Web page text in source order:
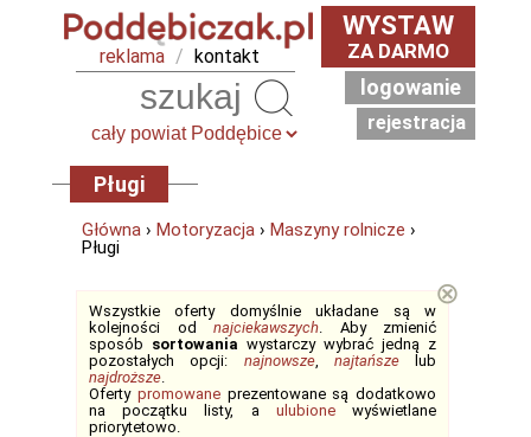
reklama / kontakt
WYSTAW
ZA DARMO
logowanie
rejestracja
Pługi
Główna › Motoryzacja › Maszyny rolnicze ›
Pługi
Wszystkie oferty domyślnie układane są w
kolejności od najciekawszych. Aby zmienić
sposób sortowania wystarczy wybrać jedną z
pozostałych opcji: najnowsze, najtańszelub
najdroższe.
Oferty promowaneprezentowane są dodatkowo
na początku listy, a ulubionewyświetlane
priorytetowo.
⊗